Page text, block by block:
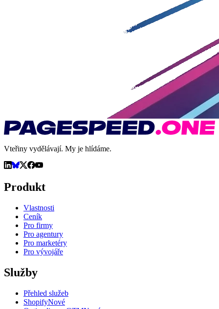
Vteřiny vydělávají. My je hlídáme.
Produkt
Vlastnosti
Ceník
Pro firmy
Pro agentury
Pro marketéry
Pro vývojáře
Služby
Přehled služeb
ShopifyNové